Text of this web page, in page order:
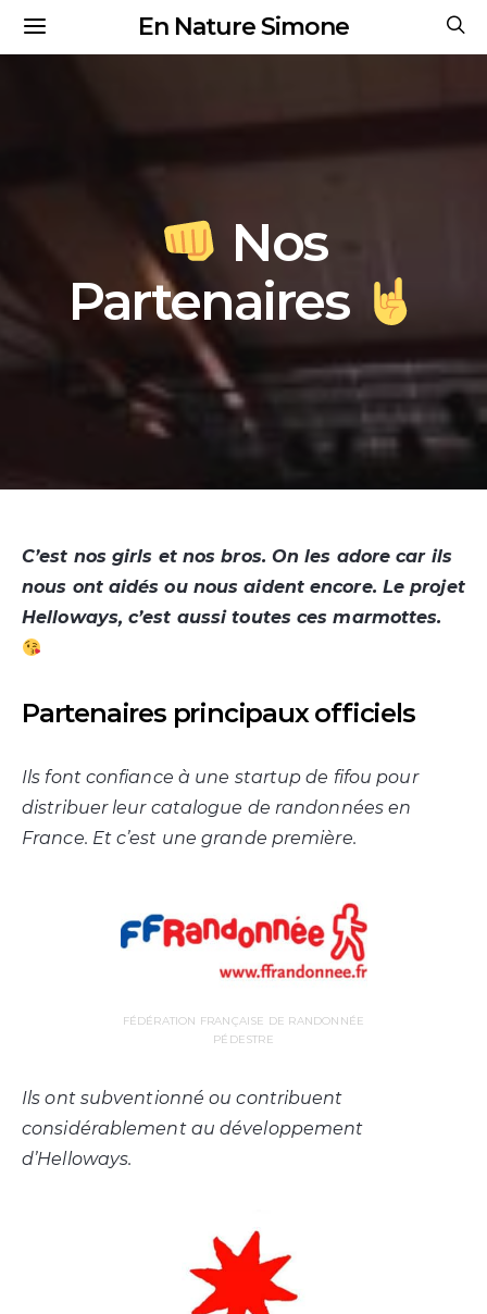
En Nature Simone
Nos
Partenaires
C’est nos girls et nos bros. On les adore car ils
nous ont aidés ou nous aident encore. Le projet
Helloways, c’est aussi toutes ces marmottes.
Partenaires principaux officiels
Ils font confiance à une startup de fifou pour
distribuer leur catalogue de randonnées en
France. Et c’est une grande première.
FÉDÉRATION FRANÇAISE DE RANDONNÉE
PÉDESTRE
Ils ont subventionné ou contribuent
considérablement au développement
d’Helloways.